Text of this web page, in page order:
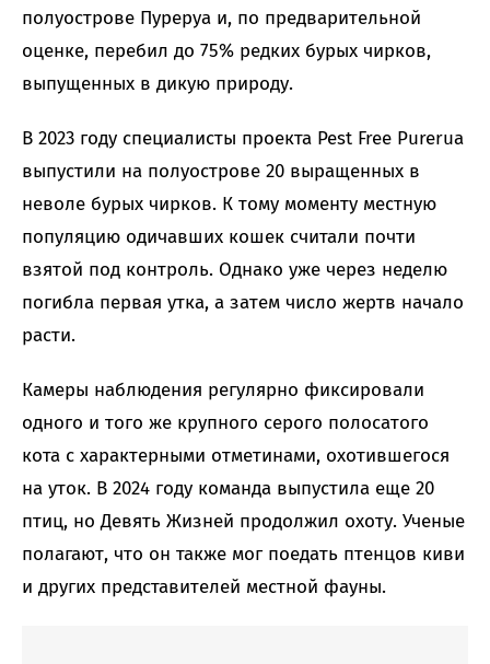
полуострове Пуреруа и, по предварительной
оценке, перебил до 75% редких бурых чирков,
выпущенных в дикую природу.
В 2023 году специалисты проекта Pest Free Purerua
выпустили на полуострове 20 выращенных в
неволе бурых чирков. К тому моменту местную
популяцию одичавших кошек считали почти
взятой под контроль. Однако уже через неделю
погибла первая утка, а затем число жертв начало
расти.
Камеры наблюдения регулярно фиксировали
одного и того же крупного серого полосатого
кота с характерными отметинами, охотившегося
на уток. В 2024 году команда выпустила еще 20
птиц, но Девять Жизней продолжил охоту. Ученые
полагают, что он также мог поедать птенцов киви
и других представителей местной фауны.